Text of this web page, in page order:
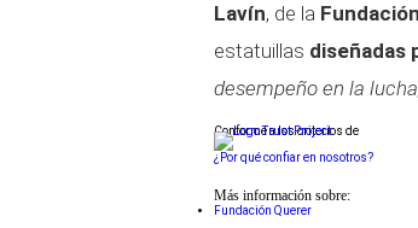
Lavín, de la
estatuillas diseñadas
desempeño en la
Conforme a los criterios de
¿Por qué confiar en nosotros?
Más información sobre:
Fundación Querer